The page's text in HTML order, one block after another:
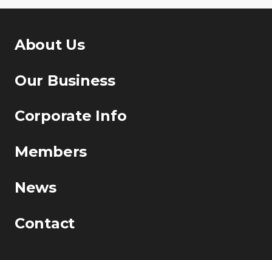
About Us
Our Business
Corporate Info
Members
News
Contact